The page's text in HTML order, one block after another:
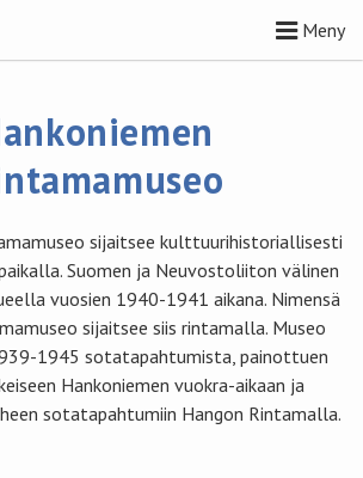
Meny
sijaitsee kulttuurihistoriallisesti
Suomen ja Neuvostoliiton välinen
vuosien 1940-1941 aikana. Nimensä
sijaitsee siis rintamalla. Museo
1945 sotatapahtumista, painottuen
Hankoniemen vuokra-aikaan ja
sotatapahtumiin Hangon Rintamalla.